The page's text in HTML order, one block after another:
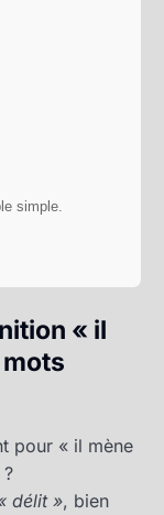
simple.
« il
pour « il mène
délit », bien